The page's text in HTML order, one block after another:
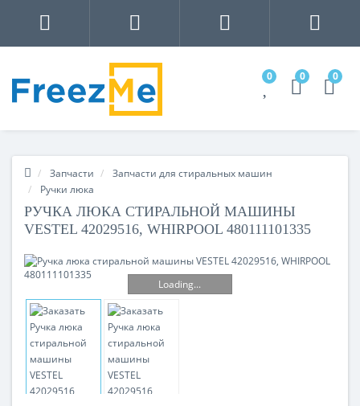
0 0 0
Запчасти
Запчасти для стиральных машин
Ручки люка
РУЧКА ЛЮКА СТИРАЛЬНОЙ МАШИНЫ
VESTEL 42029516, WHIRPOOL 480111101335
Loading...